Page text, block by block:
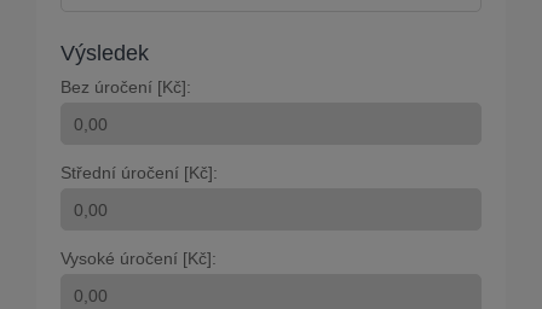
Výsledek
Bez úročení [Kč]:
Střední úročení [Kč]:
Vysoké úročení [Kč]: